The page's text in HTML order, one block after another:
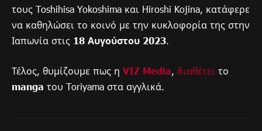
τους Toshihisa Yokoshima και Hiroshi Kojina, κατάφερε
να καθηλώσει το κοινό με την κυκλοφορία της στην
Ιαπωνία στις 18 Αυγούστου 2023.
Τέλος, θυμίζουμε πως η VIZ Media, διαθέτει το
manga του Toriyama στα αγγλικά.